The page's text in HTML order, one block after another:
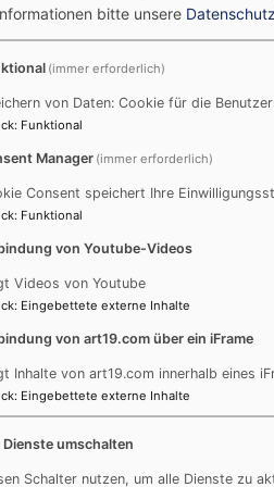
Leben des Täuflings
Täufling selbst
Termine
August
Mo Di
3
4 5 6
10
11
17
24
25 26 27
bitte unsere
(immer erforderlich)
von Daten: Cookie für die
: Funktional
Manager (immer erforderlich)
Consent speichert Ihre
: Funktional
von Youtube-Videos
Videos von Youtube
: Eingebettete externe Inhalte
von art19.com über ein iFrame
Inhalte von art19.com innerhalb eines
: Eingebettete externe Inhalte
Dienste umschalten
Schalter nutzen, um alle Dienste zu